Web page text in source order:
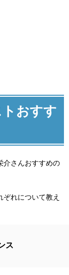
おすす
介さんおすすめの
れについて教え
ス